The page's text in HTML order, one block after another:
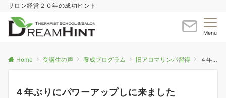
サロン経営２０年の成功ヒント
Menu
Home 受講生の声 養成プログラム 旧アロマリンパ習得 ４年ぶりにパワーアップしに来ました
４年ぶりにパワーアップしに来ました